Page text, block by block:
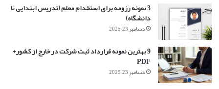
3 نمونه رزومه برای استخدام معلم (تدریس ابتدایی تا
دانشگاه)
دسامبر 23, 2025
9 بهترین نمونه قرارداد ثبت شرکت در خارج از کشور+
PDF
دسامبر 23, 2025